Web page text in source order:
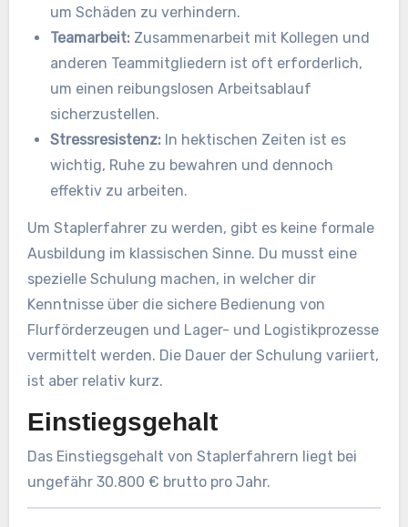
um Schäden zu verhindern.
Teamarbeit: Zusammenarbeit mit Kollegen und
anderen Teammitgliedern ist oft erforderlich,
um einen reibungslosen Arbeitsablauf
sicherzustellen.
Stressresistenz: In hektischen Zeiten ist es
wichtig, Ruhe zu bewahren und dennoch
effektiv zu arbeiten.
Um Staplerfahrer zu werden, gibt es keine formale
Ausbildung im klassischen Sinne. Du musst eine
spezielle Schulung machen, in welcher dir
Kenntnisse über die sichere Bedienung von
Flurförderzeugen und Lager- und Logistikprozesse
vermittelt werden. Die Dauer der Schulung variiert,
ist aber relativ kurz.
Einstiegsgehalt
Das Einstiegsgehalt von Staplerfahrern liegt bei
ungefähr 30.800 € brutto pro Jahr.